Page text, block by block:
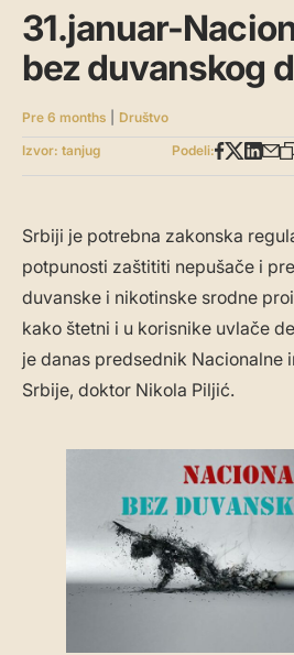
31.januar-
bez duvanskog
Pre 6 months Društvo
Izvor: tanjug
Podeli:
Srbiji je potrebna zakonska
potpunosti zaštititi nepušače i
duvanske i nikotinske srodne
kako štetni i u korisnike uvlače
je danas predsednik Nacionalne
Srbije, doktor Nikola Piljić.